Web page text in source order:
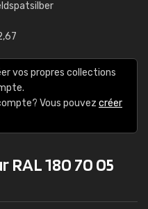
vos propres collections
Vous pouvez créer
RAL 180 70 05